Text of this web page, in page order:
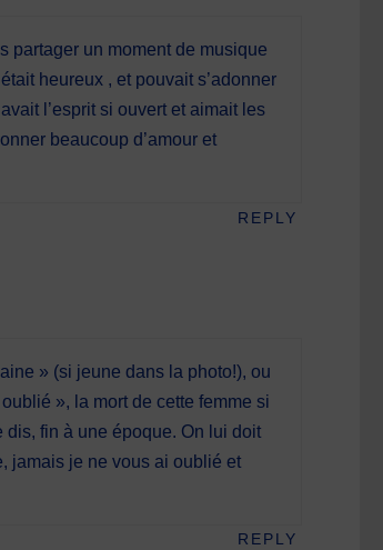
partager un moment de musique
heureux , et pouvait s’adonner
l’esprit si ouvert et aimait les
beaucoup d’amour et
REPLY
» (si jeune dans la photo!), ou
», la mort de cette femme si
dis, fin à une époque. On lui doit
jamais je ne vous ai oublié et
REPLY